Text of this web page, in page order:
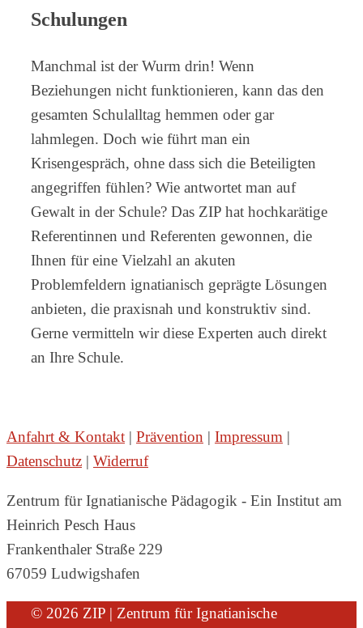
Schulungen
Manchmal ist der Wurm drin! Wenn
Beziehungen nicht funktionieren, kann das den
gesamten Schulalltag hemmen oder gar
lahmlegen. Doch wie führt man ein
Krisengespräch, ohne dass sich die Beteiligten
angegriffen fühlen? Wie antwortet man auf
Gewalt in der Schule? Das ZIP hat hochkarätige
Referentinnen und Referenten gewonnen, die
Ihnen für eine Vielzahl an akuten
Problemfeldern ignatianisch geprägte Lösungen
anbieten, die praxisnah und konstruktiv sind.
Gerne vermitteln wir diese Experten auch direkt
an Ihre Schule.
Anfahrt & Kontakt | Prävention | Impressum |
Datenschutz | Widerruf
Zentrum für Ignatianische Pädagogik - Ein Institut am
Heinrich Pesch Haus
Frankenthaler Straße 229
67059 Ludwigshafen
© 2026 ZIP | Zentrum für Ignatianische